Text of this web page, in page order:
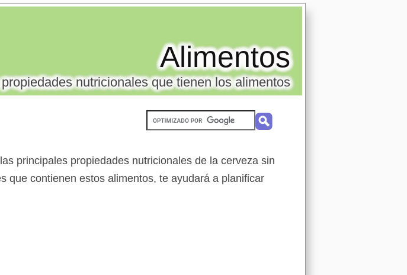
Alimentos
nutricionales que tienen los alimentos
principales propiedades nutricionales de la cerveza sin
que contienen estos alimentos, te ayudará a planificar